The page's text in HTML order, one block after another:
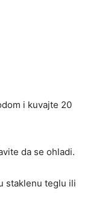
i kuvajte 20
da se ohladi.
staklenu teglu ili